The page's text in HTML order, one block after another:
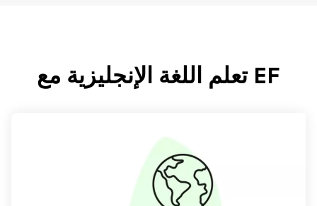
EF تعلم اللغة الإنجليزية مع